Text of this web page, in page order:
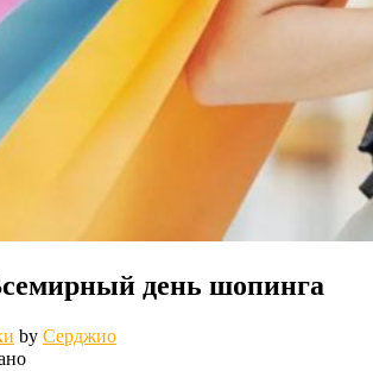
день шопинга
by Серджио